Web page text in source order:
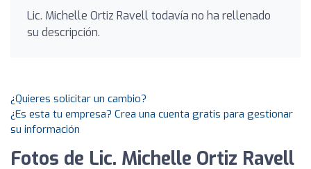
Lic. Michelle Ortiz Ravell todavía no ha rellenado
su descripción.
¿Quieres solicitar un cambio?
¿Es esta tu empresa? Crea una cuenta gratis para gestionar
su información
Fotos de Lic. Michelle Ortiz Ravell